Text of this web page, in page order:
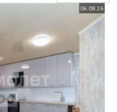
06.08.26